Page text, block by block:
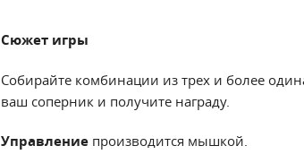
Сюжет игры
Собирайте комбинации из трех и более
ваш соперник и получите награду.
Управление производится мышкой.